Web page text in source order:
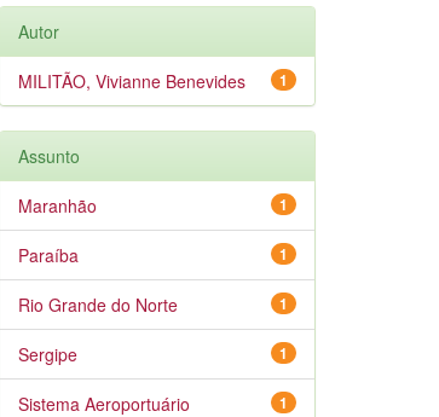
Autor
1
MILITÃO, Vivianne Benevides
Assunto
1
Maranhão
1
Paraíba
1
Rio Grande do Norte
1
Sergipe
1
Sistema Aeroportuário